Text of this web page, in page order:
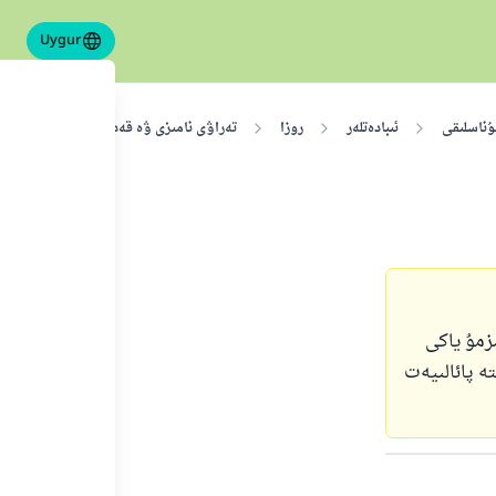
Uygur
ئىبادەتلەر روزا تەراۋى نامىزى ۋە قەدىر كېچىسى
ياكى
پائالىيەت